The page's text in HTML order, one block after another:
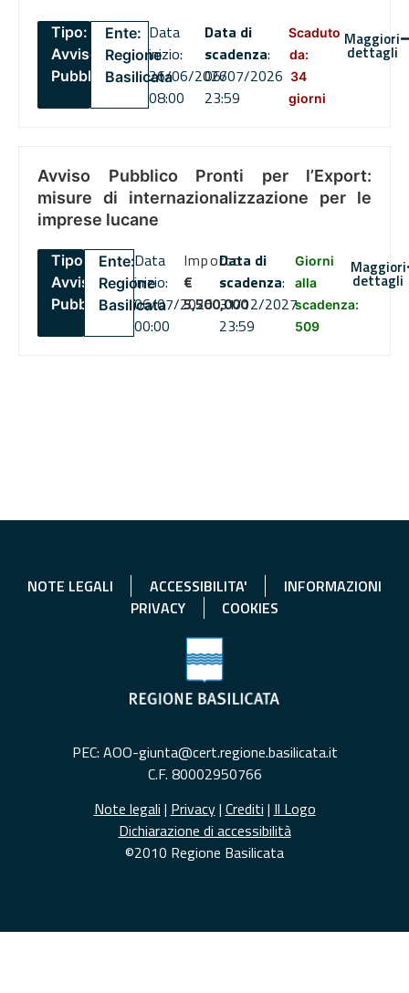
Tipo:
Avviso
Pubblico
Ente:
Regione
Basilicata
Data
inizio:
26/06/2026
08:00
Data di
scadenza:
06/07/2026
23:59
Scaduto
da:
34
giorni
Maggiori
dettagli
Avviso Pubblico Pronti per l’Export:
misure di internazionalizzazione per le
imprese lucane
Tipo:
Avviso
Pubblico
Ente:
Regione
Basilicata
Data
inizio:
06/07/2026
00:00
Importo
€
5,500,000
Data di
scadenza:
31/12/2027
23:59
Giorni
alla
scadenza:
509
Maggiori
dettagli
NOTE LEGALI ACCESSIBILITA'
INFORMAZIONI
PRIVACY
COOKIES
PEC: AOO-giunta@cert.regione.basilicata.it
C.F. 80002950766
Note legali | Privacy| Crediti | Il Logo
Dichiarazione di accessibilità
©2010 Regione Basilicata